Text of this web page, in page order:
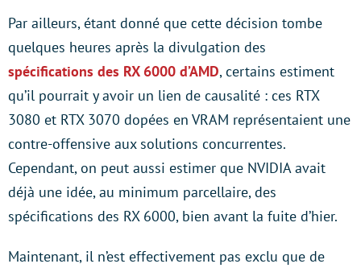
Par ailleurs, étant donné que cette décision tombe
quelques heures après la divulgation des
spécifications des RX 6000 d’AMD, certains estiment
qu’il pourrait y avoir un lien de causalité : ces RTX
3080 et RTX 3070 dopées en VRAM représentaient une
contre-offensive aux solutions concurrentes.
Cependant, on peut aussi estimer que NVIDIA avait
déjà une idée, au minimum parcellaire, des
spécifications des RX 6000, bien avant la fuite d’hier.
Maintenant, il n’est effectivement pas exclu que de